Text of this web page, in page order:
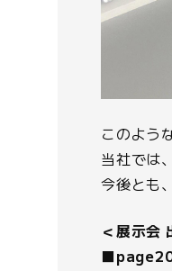
このよう
当社では
今後とも
＜展示会